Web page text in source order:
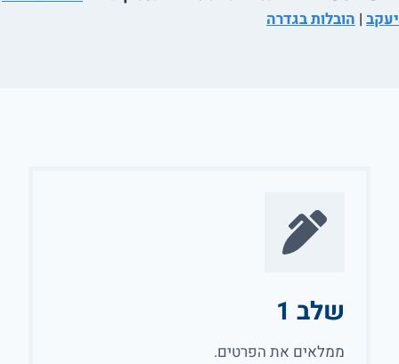
יעקב | הובלות בגדרה
שלב 1
ממלאים את הפרטים.